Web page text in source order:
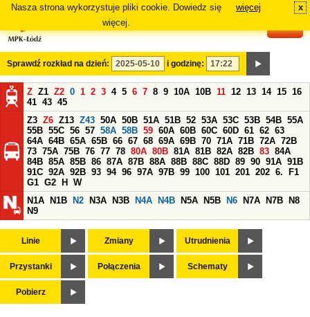
Nasza strona wykorzystuje pliki cookie. Dowiedz się
więcej.
więcej x
Sprawdź rozkład na dzień: i godzinę:
Z Z1 Z2 0 1 2 3 4 5 6 7 8 9 10A 10B 11 12 13 14 15 16
41 43 45
Z3 Z6 Z13 Z43 50A 50B 51A 51B 52 53A 53C 53B 54B 55A
55B 55C 56 57 58A 58B 59 60A 60B 60C 60D 61 62 63
64A 64B 65A 65B 66 67 68 69A 69B 70 71A 71B 72A 72B
73 75A 75B 76 77 78 80A 80B 81A 81B 82A 82B 83 84A
84B 85A 85B 86 87A 87B 88A 88B 88C 88D 89 90 91A 91B
91C 92A 92B 93 94 96 97A 97B 99 100 101 201 202 6.
F1
G1 G2 H
W
N1A
N1B N2 N3A N3B N4A N4B N5A N5B N6 N7A N7B
N8
N9
Linie Zmiany Utrudnienia
Przystanki Połączenia Schematy
Pobierz